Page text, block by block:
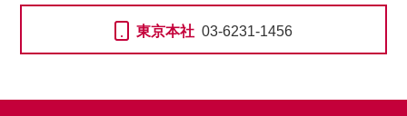
東京本社 03-6231-1456